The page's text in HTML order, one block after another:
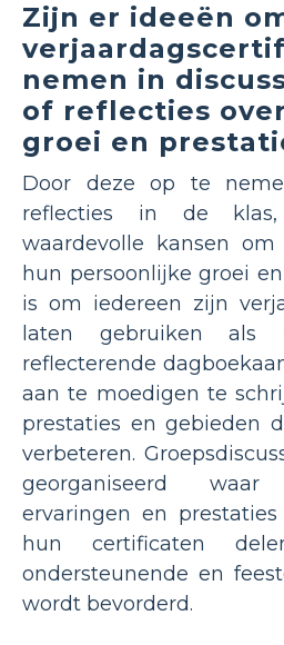
Zijn er ideeën
nemen in
of reflecties
groei en
Door deze op te
reflecties in de
waardevolle kansen
hun persoonlijke groei
is om iedereen zijn
laten gebruiken als
reflecterende
aan te moedigen te
prestaties en gebieden
verbeteren.
georganiseerd
ervaringen en
hun certificaten
ondersteunende en
wordt bevorderd.